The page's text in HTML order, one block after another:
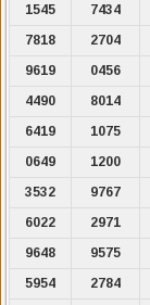
1545
7434
7818
2704
9619
0456
4490
8014
6419
1075
0649
1200
3532
9767
6022
2971
9648
9575
5954
2784